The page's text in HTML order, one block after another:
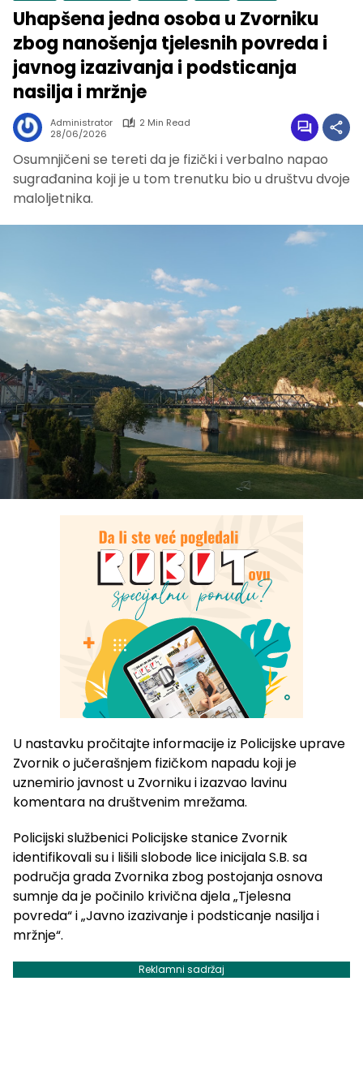
Uhapšena jedna osoba u Zvorniku
zbog nanošenja tjelesnih povreda i
javnog izazivanja i podsticanja
nasilja i mržnje
Administrator
2 Min Read
28/06/2026
Osumnjičeni se tereti da je fizički i verbalno napao
sugrađanina koji je u tom trenutku bio u društvu dvoje
maloljetnika.
U nastavku pročitajte informacije iz Policijske uprave
Zvornik o jučerašnjem fizičkom napadu koji je
uznemirio javnost u Zvorniku i izazvao lavinu
komentara na društvenim mrežama.
Policijski službenici Policijske stanice Zvornik
identifikovali su i lišili slobode lice inicijala S.B. sa
područja grada Zvornika zbog postojanja osnova
sumnje da je počinilo krivična djela „Tjelesna
povreda“ i „Javno izazivanje i podsticanje nasilja i
mržnje“.
Reklamni sadržaj